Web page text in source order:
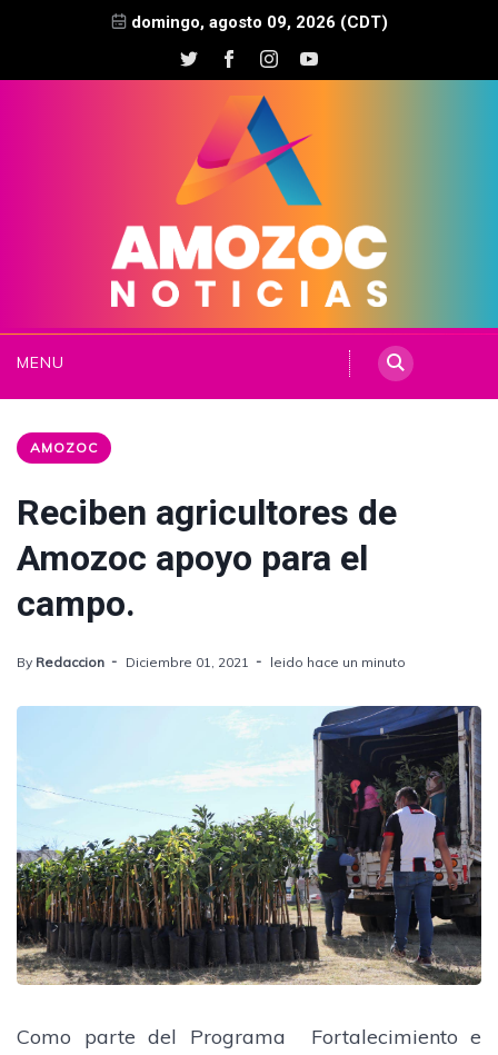
domingo, agosto 09, 2026 (CDT)
MENU
AMOZOC
Reciben agricultores de
Amozoc apoyo para el
campo.
By Redaccion Diciembre 01, 2021 leido hace un minuto
Como parte del Programa Fortalecimiento e